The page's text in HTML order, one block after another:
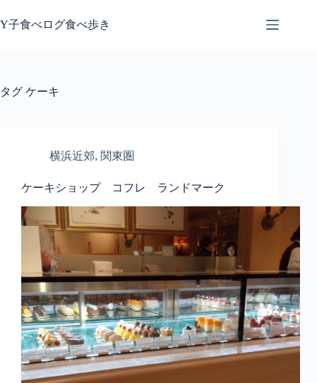
ン
ス
Y子食べログ食べ歩き
タグ ケーキ
横浜近郊, 関東圏
ケーキショップ コフレ ランドマーク